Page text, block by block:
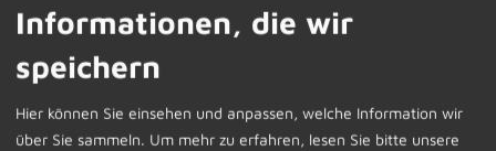
Vockenthal.
Die Abfuhrtermine können im Internet unter
Informationen, die wir
speichern
Hier können Sie einsehen und anpassen, welche Information wir
über Sie sammeln. Um mehr zu erfahren, lesen Sie bitte unsere